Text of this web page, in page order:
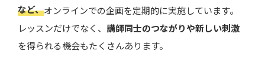
など、オンラインでの企画を定期的に実施しています。
レッスンだけでなく、 講師同士のつながりや新しい刺激
を得られる機会もたくさんあります。